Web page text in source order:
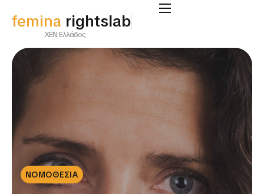
femina rightslab
ΧΕΝ Ελλάδος
ΝΟΜΟΘΕΣΙΑ